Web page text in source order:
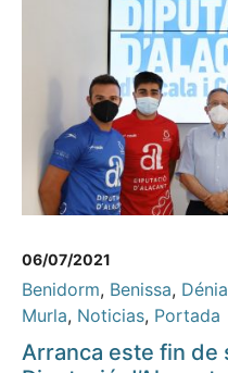
06/07/2021
Benidorm, Benissa, Dénia
Murla, Noticias, Portada
Arranca este fin de